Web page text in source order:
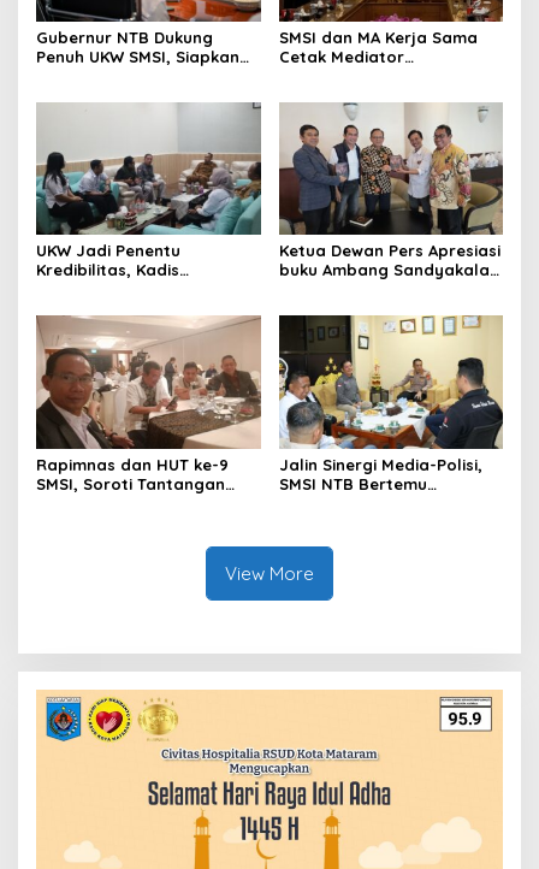
Gubernur NTB Dukung
Penuh UKW SMSI, Siapkan
SMSI dan MA Kerja Sama
Cetak Mediator
UKW Jadi Penentu
Kredibilitas, Kadis
Institute
Ketua Dewan Pers Apresiasi
buku Ambang Sandyakala
Rapimnas dan HUT ke-9
SMSI, Soroti Tantangan
Jalin Sinergi Media-Polisi,
SMSI NTB Bertemu
View More